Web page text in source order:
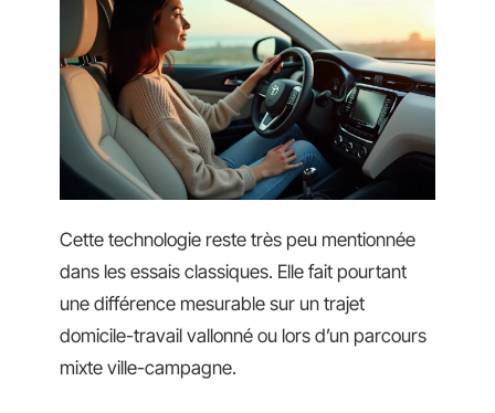
Cette technologie reste très peu mentionnée
dans les essais classiques. Elle fait pourtant
une différence mesurable sur un trajet
domicile-travail vallonné ou lors d’un parcours
mixte ville-campagne.